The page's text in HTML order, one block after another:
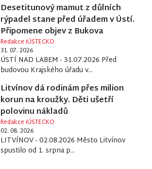
Desetitunový mamut z důlních
rýpadel stane před úřadem v Ústí.
Připomene objev z Bukova
Redakce iÚSTECKO
31. 07. 2026
ÚSTÍ NAD LABEM - 31.07.2026 Před
budovou Krajského úřadu v...
Litvínov dá rodinám přes milion
korun na kroužky. Děti ušetří
polovinu nákladů
Redakce iÚSTECKO
02. 08. 2026
LITVÍNOV - 02.08.2026 Město Litvínov
spustilo od 1. srpna p...